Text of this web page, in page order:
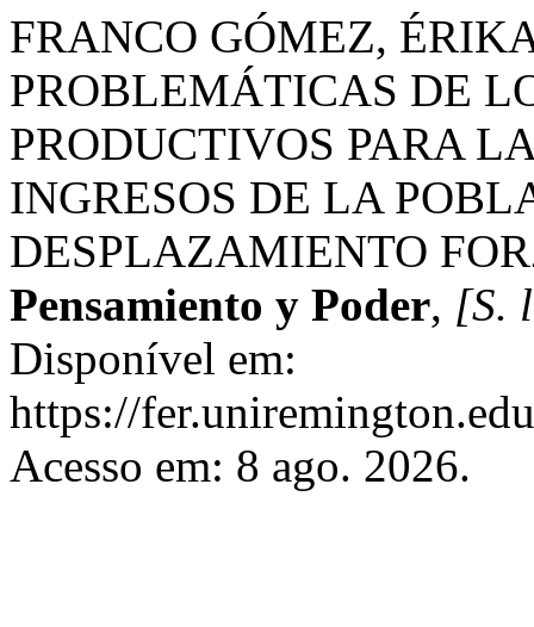
FRANCO GÓMEZ,
PROBLEMÁTICAS DE
PRODUCTIVOS PARA
INGRESOS DE LA
DESPLAZAMIENTO
Pensamiento y Poder, [S.
Disponível em:
https://
Acesso em: 8 ago. 2026.